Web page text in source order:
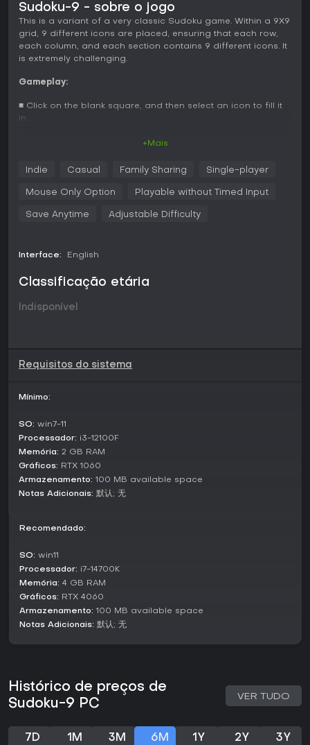
Sudoku-9 - sobre o jogo
This is a variant of a very classic Sudoku game. Within a 9X9
grid, 9 different icons are placed, ensuring that each row,
each column, and each section contains 9 different icons. It
is extremely challenging.
Gameplay:
■ Click on the blank square, and then select an icon to fill it
in.
■ Check each row, each column, and each block to see if
and the conditions are met, the challenge is successfully
+Mais
Indie Casual Family Sharing Single-player
Mouse Only Option Playable without Timed Input
Save Anytime Adjustable Difficulty
Interface: English
Classificação etária
Indisponível
Requisitos do sistema
Mínimo:
SO: win7-11
Processador: i3-12100F
Memória: 2 GB RAM
Gráficos: RTX 1060
Armazenamento: 100 MB available space
Notas Adicionais: 默认; 无
Recomendado:
SO: win11
Processador: i7-14700K
Memória: 4 GB RAM
Gráficos: RTX 4060
Armazenamento: 100 MB available space
Notas Adicionais: 默认; 无
Histórico de preços de
Sudoku-9 PC
VER TUDO
7D 1M 3M 6M 1Y 2Y 3Y